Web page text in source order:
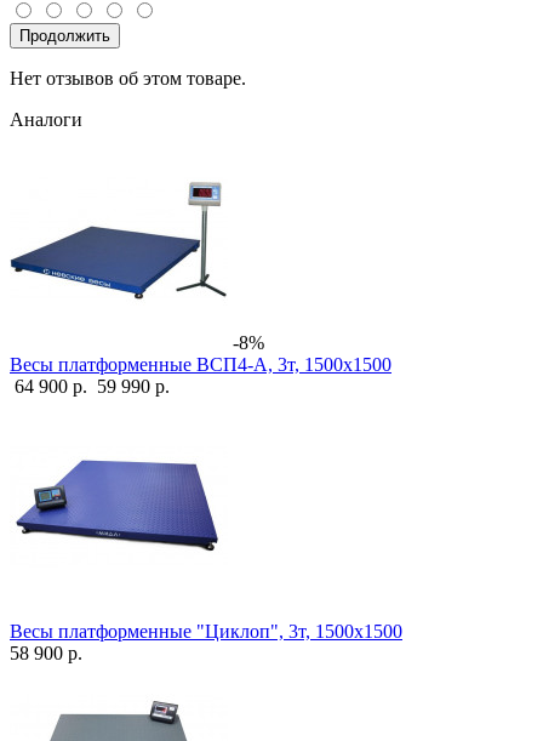
Продолжить
Нет отзывов об этом товаре.
Аналоги
-8%
Весы платформенные ВСП4-А, 3т, 1500х1500
64 900 р. 59 990 р.
Весы платформенные "Циклоп", 3т, 1500х1500
58 900 р.